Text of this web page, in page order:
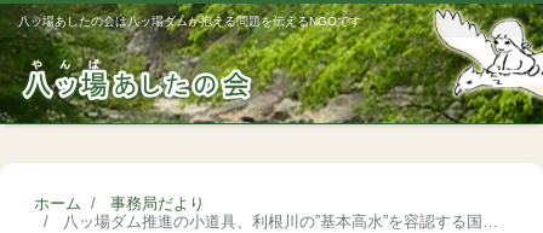
八ッ場あしたの会は八ッ場ダムが抱える問題を伝えるNGOです
ホーム
事務局だより
八ッ場ダム推進の小道具、利根川の”基本高水”を容認する国交省資料